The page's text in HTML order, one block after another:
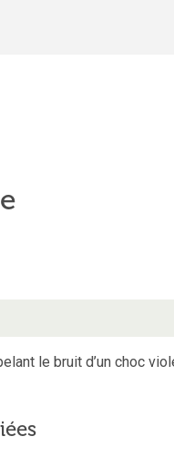
le bruit d’un choc